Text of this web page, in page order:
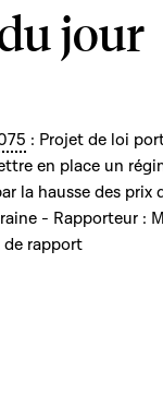
jour
: Projet de loi
en place un
la hausse des prix
- Rapporteur :
rapport